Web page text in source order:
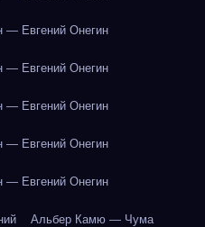
— Евгений Онегин
— Евгений Онегин
— Евгений Онегин
— Евгений Онегин
— Евгений Онегин
Альбер Камю — Чума